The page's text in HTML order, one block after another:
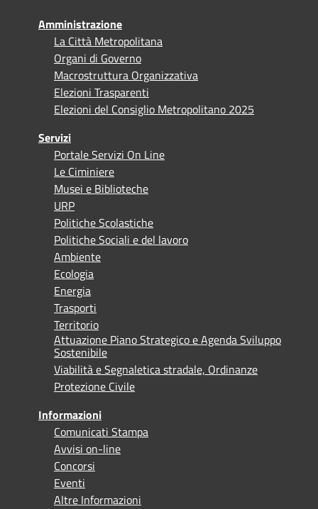
Amministrazione
La Città Metropolitana
Organi di Governo
Macrostruttura Organizzativa
Elezioni Trasparenti
Elezioni del Consiglio Metropolitano 2025
Servizi
Portale Servizi On Line
Le Ciminiere
Musei e Biblioteche
URP
Politiche Scolastiche
Politiche Sociali e del lavoro
Ambiente
Ecologia
Energia
Trasporti
Territorio
Attuazione Piano Strategico e Agenda Sviluppo
Sostenibile
Viabilità e Segnaletica stradale, Ordinanze
Protezione Civile
Informazioni
Comunicati Stampa
Avvisi on-line
Concorsi
Eventi
Altre Informazioni